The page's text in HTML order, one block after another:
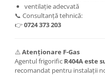
ventilație adecvată
📞 Consultanță tehnică:
👉0724 373 203
⚠️ Atenționare F-Gas
Agentul frigorific R404A este
recomandat pentru instalații